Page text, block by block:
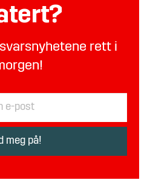
rett i